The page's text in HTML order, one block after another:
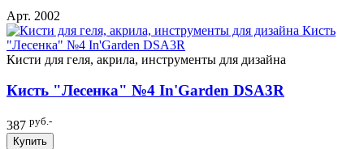
Арт. 2002
Кисти для геля, акрила, инструменты для дизайна
Кисть "Лесенка" №4 In'Garden DSA3R
387 руб.-
Купить